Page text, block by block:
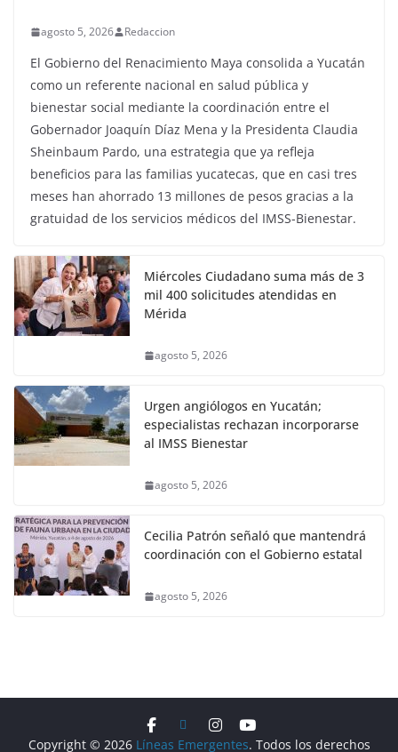
agosto 5, 2026 Redaccion
El Gobierno del Renacimiento Maya consolida a Yucatán
como un referente nacional en salud pública y
bienestar social mediante la coordinación entre el
Gobernador Joaquín Díaz Mena y la Presidenta Claudia
Sheinbaum Pardo, una estrategia que ya refleja
beneficios para las familias yucatecas, que en casi tres
meses han ahorrado 13 millones de pesos gracias a la
gratuidad de los servicios médicos del IMSS-Bienestar.
Miércoles Ciudadano suma más de 3
mil 400 solicitudes atendidas en
Mérida
agosto 5, 2026
Urgen angiólogos en Yucatán;
especialistas rechazan incorporarse
al IMSS Bienestar
agosto 5, 2026
Cecilia Patrón señaló que mantendrá
coordinación con el Gobierno estatal
agosto 5, 2026
Copyright © 2026 Líneas Emergentes. Todos los derechos